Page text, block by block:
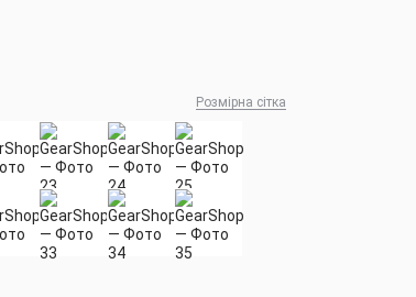
Розмірна сітка